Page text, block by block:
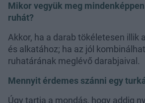
Mikor vegyük meg
ruhát?
Akkor, ha a darab tökéletesen illik
és alkatához; ha az jól
ruhatárának meglévő darabjaival.
Mennyit érdemes szánni egy
Úgy tartja a mondás, hogy addig